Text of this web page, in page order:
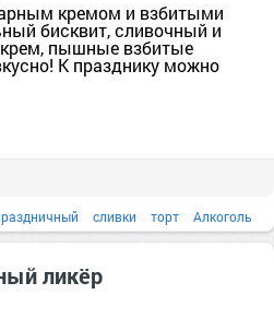
кремом и взбитыми
бисквит, сливочный и
пышные взбитые
К празднику можно
сливки торт Алкоголь
ликёр